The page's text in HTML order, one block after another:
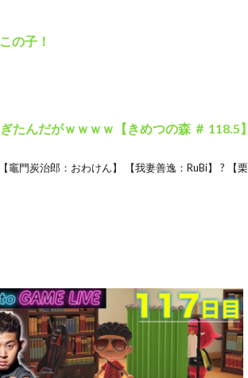
の子！
たんだがｗｗｗｗ【きめつの森 ＃ 118.5】
門炭治郎：おわけん】 【我妻善逸：RuBi】 ? 【栗